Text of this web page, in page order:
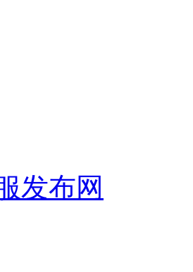
发布网